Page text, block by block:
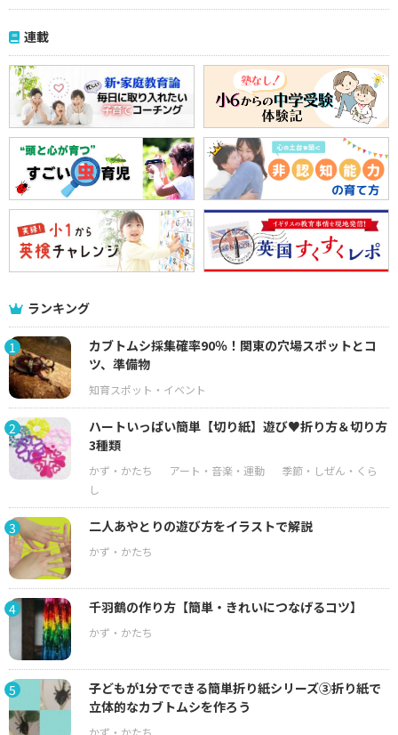
連載
ランキング
1
カブトムシ採集確率90％！関東の穴場スポットとコ
ツ、準備物
2
ハートいっぱい簡単【切り紙】遊び♥折り方＆切り方
3種類
3 二人あやとりの遊び方をイラストで解説
4 千羽鶴の作り方【簡単・きれいにつなげるコツ】
5
子どもが1分でできる簡単折り紙シリーズ③折り紙で
立体的なカブトムシを作ろう